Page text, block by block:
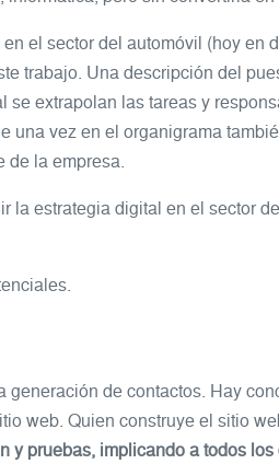
el sector del automóvil (hoy en
trabajo. Una descripción del
extrapolan las tareas y
una vez en el organigrama
de la empresa.
la estrategia digital en el sector
de contactos. Hay
web. Quien construye el sitio
y pruebas, implicando a todos